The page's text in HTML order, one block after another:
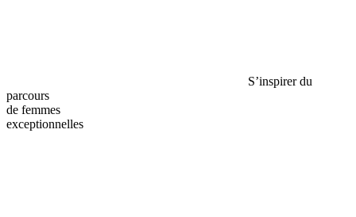
S’inspirer du
parcours
de femmes
exceptionnelles